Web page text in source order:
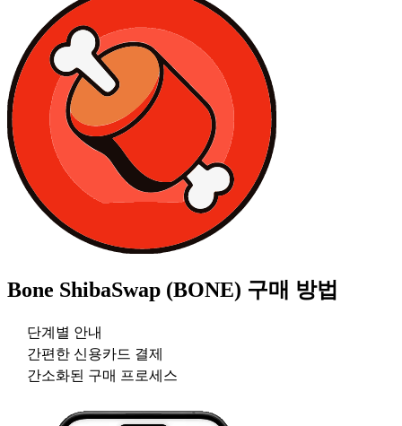
Bone ShibaSwap (BONE) 구매 방법
단계별 안내
간편한 신용카드 결제
간소화된 구매 프로세스